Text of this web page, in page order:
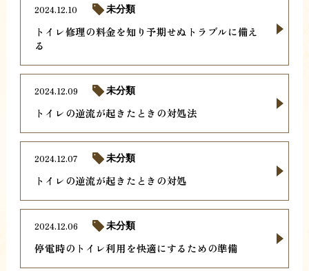
トイレ修理の料金を知り予期せぬトラブルに備え
る
2024.12.10 未分類
トイレの逆流が起きたときの対処法
2024.12.09 未分類
トイレの逆流が起きたときの対処
2024.12.07 未分類
停電時のトイレ利用を快適にするための準備
2024.12.06 未分類